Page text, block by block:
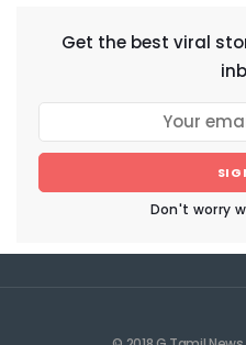
Get the best viral
Don't worry